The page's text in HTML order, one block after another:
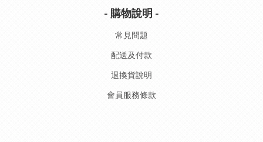
- 購物說明 -
常見問題
配送及付款
退換貨說明
會員服務條款